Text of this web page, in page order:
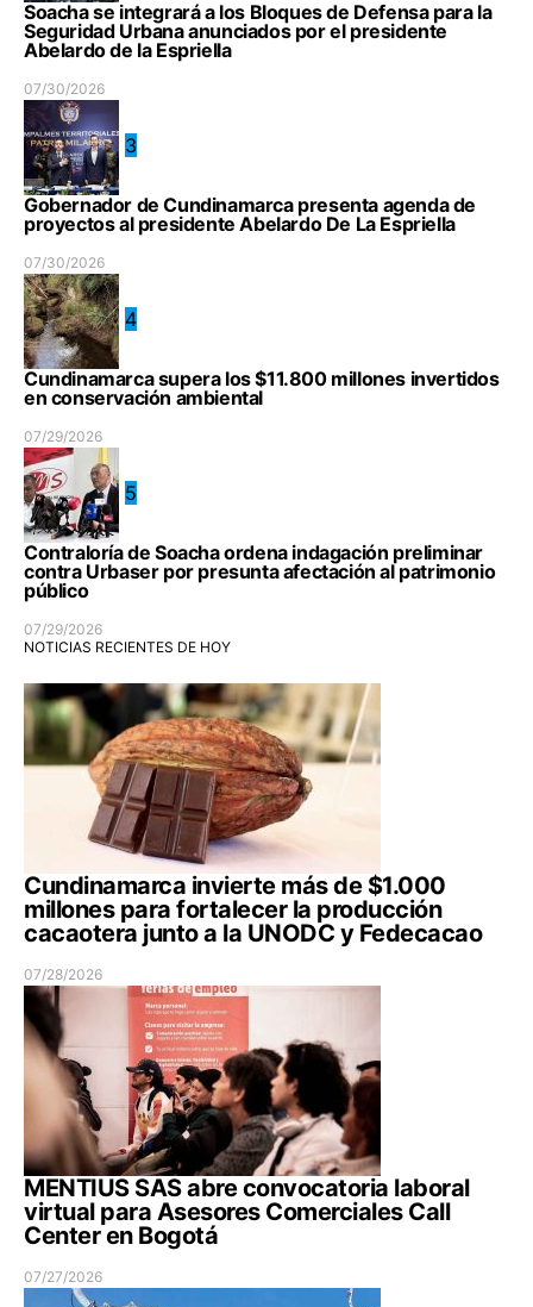
Soacha se integrará a los Bloques de Defensa para la
Seguridad Urbana anunciados por el presidente
Abelardo de la Espriella
07/30/2026
3
Gobernador de Cundinamarca presenta agenda de
proyectos al presidente Abelardo De La Espriella
07/30/2026
4
Cundinamarca supera los $11.800 millones invertidos
en conservación ambiental
07/29/2026
5
Contraloría de Soacha ordena indagación preliminar
contra Urbaser por presunta afectación al patrimonio
público
07/29/2026
NOTICIAS RECIENTES DE HOY
Cundinamarca invierte más de $1.000
millones para fortalecer la producción
cacaotera junto a la UNODC y Fedecacao
07/28/2026
MENTIUS SAS abre convocatoria laboral
virtual para Asesores Comerciales Call
Center en Bogotá
07/27/2026